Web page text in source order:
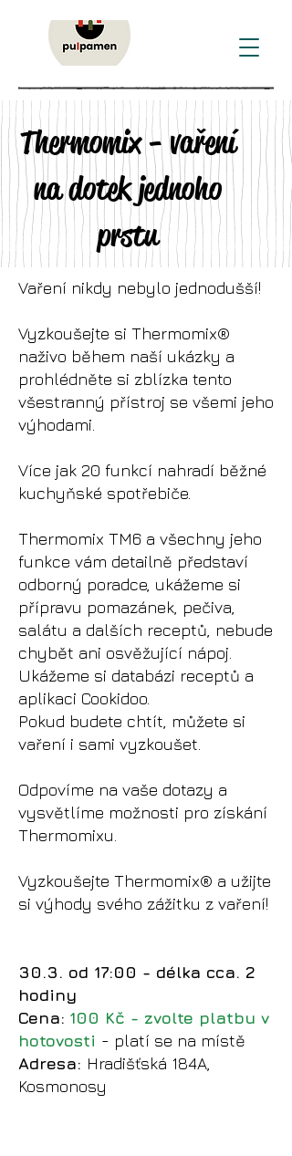
Thermomix - vaření
na dotek jednoho
prstu
Vaření nikdy nebylo jednodušší!
Vyzkoušejte si Thermomix®
naživo během naší ukázky a
prohlédněte si zblízka tento
všestranný přístroj se všemi jeho
výhodami.
Více jak 20 funkcí nahradí běžné
kuchyňské spotřebiče.
Thermomix TM6 a všechny jeho
funkce vám detailně představí
odborný poradce, ukážeme si
přípravu pomazánek, pečiva,
salátu a dalších receptů, nebude
chybět ani osvěžující nápoj.
Ukážeme si databázi receptů a
aplikaci Cookidoo.
Pokud budete chtít, můžete si
vaření i sami vyzkoušet.
Odpovíme na vaše dotazy a
vysvětlíme možnosti pro získání
Thermomixu.
Vyzkoušejte Thermomix® a užijte
si výhody svého zážitku z vaření!
30.3. od 17:00 - délka cca. 2
hodiny
Cena: 100 Kč - zvolte platbu v
hotovosti - platí se na místě
Adresa: Hradišťská 184A,
Kosmonosy